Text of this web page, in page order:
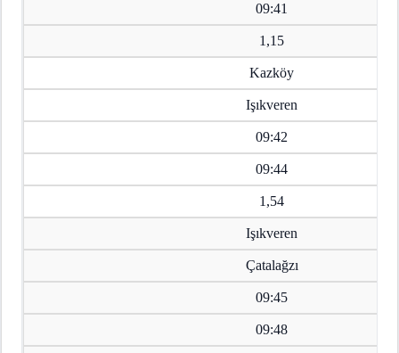
09:41
1,15
Kazköy
Işıkveren
09:42
09:44
1,54
Işıkveren
Çatalağzı
09:45
09:48